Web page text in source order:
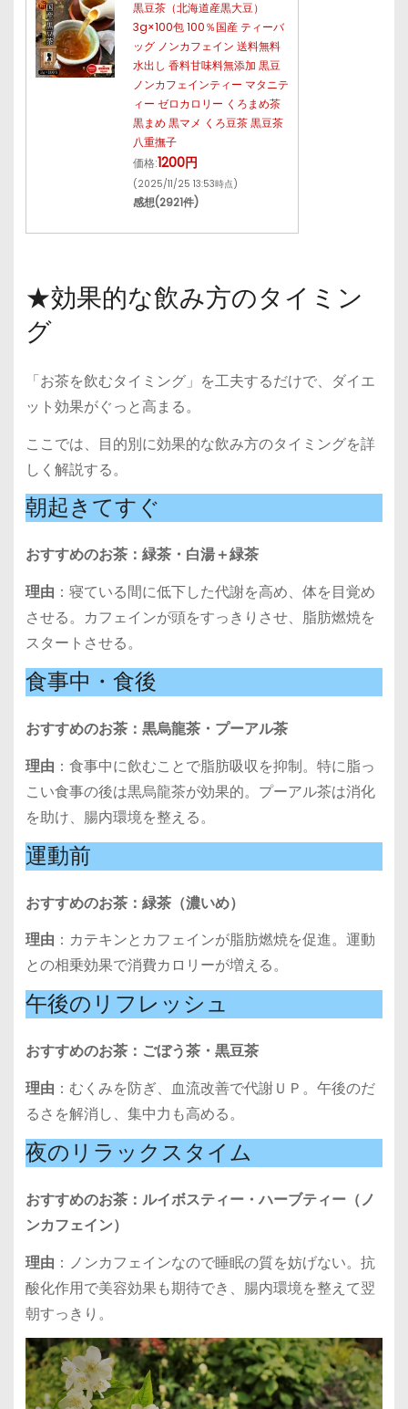
黒豆茶（北海道産黒大豆）
3g×100包 100％国産 ティーバ
ッグ ノンカフェイン 送料無料
水出し 香料甘味料無添加 黒豆
ノンカフェインティー マタニテ
ィー ゼロカロリー くろまめ茶
黒まめ 黒マメ くろ豆茶 黒豆茶
八重撫子
価格:1200円
(2025/11/25 13:53時点)
感想(2921件)
★効果的な飲み方のタイミン
グ
「お茶を飲むタイミング」を工夫するだけで、ダイエ
ット効果がぐっと高まる。
ここでは、目的別に効果的な飲み方のタイミングを詳
しく解説する。
朝起きてすぐ
おすすめのお茶：緑茶・白湯＋緑茶
理由 ：寝ている間に低下した代謝を高め、体を目覚め
させる。カフェインが頭をすっきりさせ、脂肪燃焼を
スタートさせる。
食事中・食後
おすすめのお茶：黒烏龍茶・プーアル茶
理由 ：食事中に飲むことで脂肪吸収を抑制。特に脂っ
こい食事の後は黒烏龍茶が効果的。プーアル茶は消化
を助け、腸内環境を整える。
運動前
おすすめのお茶：緑茶（濃いめ）
理由 ：カテキンとカフェインが脂肪燃焼を促進。運動
との相乗効果で消費カロリーが増える。
午後のリフレッシュ
おすすめのお茶：ごぼう茶・黒豆茶
理由 ：むくみを防ぎ、血流改善で代謝ＵＰ。午後のだ
るさを解消し、集中力も高める。
夜のリラックスタイム
おすすめのお茶：ルイボスティー・ハーブティー（ノ
ンカフェイン）
理由 ：ノンカフェインなので睡眠の質を妨げない。抗
酸化作用で美容効果も期待でき、腸内環境を整えて翌
朝すっきり。